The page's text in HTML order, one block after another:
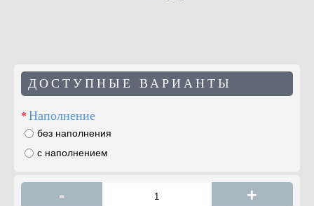
ДОСТУПНЫЕ ВАРИАНТЫ
Наполнение
без наполнения
с наполнением
- +